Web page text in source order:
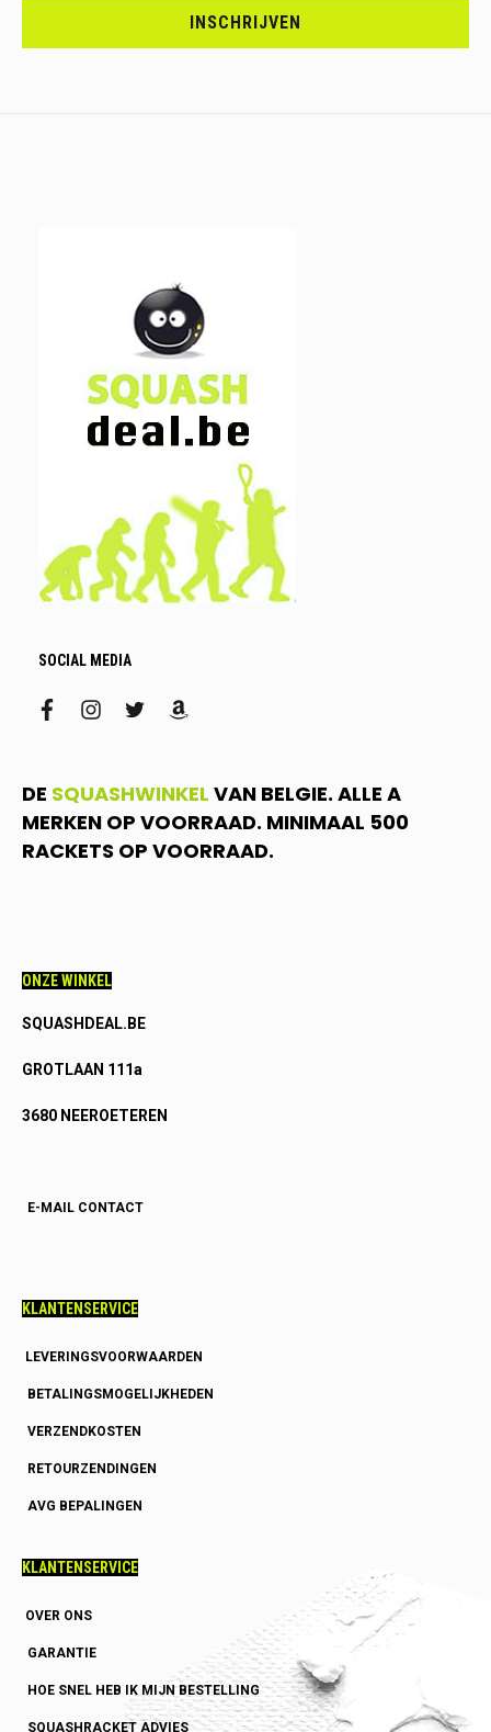
INSCHRIJVEN
SOCIAL MEDIA
facebookinstagram
twitteramazon
DE SQUASHWINKEL VAN BELGIE. ALLE A
MERKEN OP VOORRAAD. MINIMAAL 500
RACKETS OP VOORRAAD.
ONZE WINKEL
SQUASHDEAL.BE
GROTLAAN 111a
3680 NEEROETEREN
E-MAIL CONTACT
KLANTENSERVICE
LEVERINGSVOORWAARDEN
BETALINGSMOGELIJKHEDEN
VERZENDKOSTEN
RETOURZENDINGEN
AVG BEPALINGEN
KLANTENSERVICE
OVER ONS
GARANTIE
HOE SNEL HEB IK MIJN BESTELLING
SQUASHRACKET ADVIES